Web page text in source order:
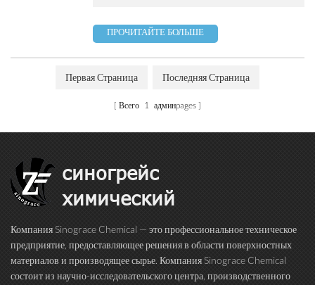
ПРОЧИТАЙТЕ БОЛЬШЕ
Первая Страница Последняя Страница
Всего 1 админpages
синогрейс
химический
Компания Sinograce Chemical — это профессиональное техническое
предприятие, предоставляющее решения в области поверхностных
материалов и производящее сырье. Компания Sinograce Chemical
состоит из научно-исследовательского центра, производственного